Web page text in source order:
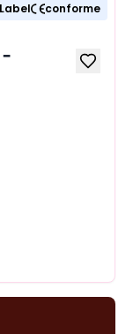
Label conforme